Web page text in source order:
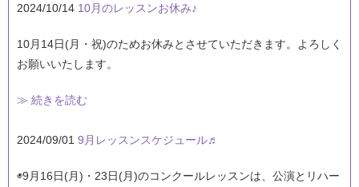
2024/10/14 10月のレッスンお休み♪
10月14日(月・祝)のためお休みとさせていただきます。よろしく
お願いいたします。
≫ 続きを読む
2024/09/01 9月レッスンスケジュール♬
◉9月16日(月)・23日(月)のコンクールレッスンは、公演とリハー